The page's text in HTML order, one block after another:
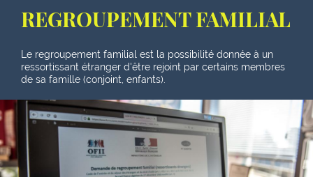
REGROUPEMENT FAMILIAL
Le regroupement familial est la possibilité donnée à un
ressortissant étranger d'être rejoint par certains membres
de sa famille (conjoint, enfants).